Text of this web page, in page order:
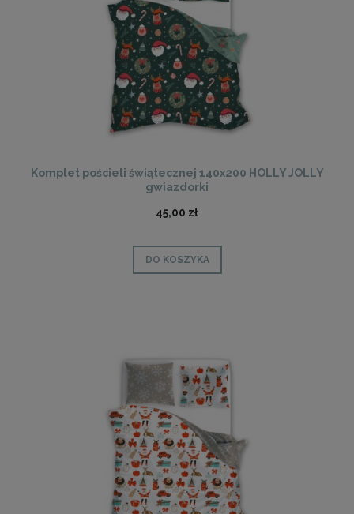
Komplet pościeli świątecznej 140x200 HOLLY JOLLY
gwiazdorki
45,00 zł
DO KOSZYKA